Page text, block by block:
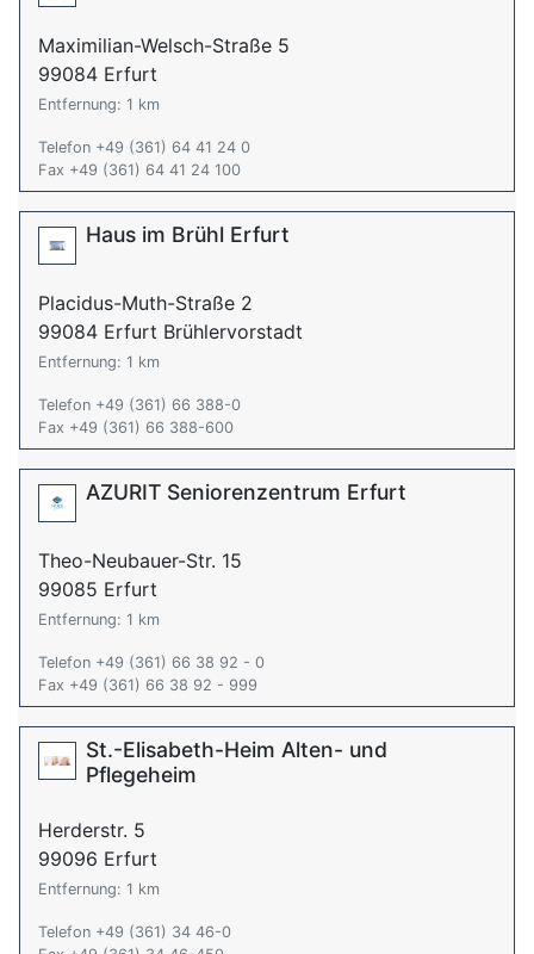
Maximilian-Welsch-Straße 5
99084 Erfurt
Entfernung: 1 km
Telefon +49 (361) 64 41 24 0
Fax +49 (361) 64 41 24 100
Haus im Brühl Erfurt
Placidus-Muth-Straße 2
99084 Erfurt Brühlervorstadt
Entfernung: 1 km
Telefon +49 (361) 66 388-0
Fax +49 (361) 66 388-600
AZURIT Seniorenzentrum Erfurt
Theo-Neubauer-Str. 15
99085 Erfurt
Entfernung: 1 km
Telefon +49 (361) 66 38 92 - 0
Fax +49 (361) 66 38 92 - 999
St.-Elisabeth-Heim Alten- und
Pflegeheim
Herderstr. 5
99096 Erfurt
Entfernung: 1 km
Telefon +49 (361) 34 46-0